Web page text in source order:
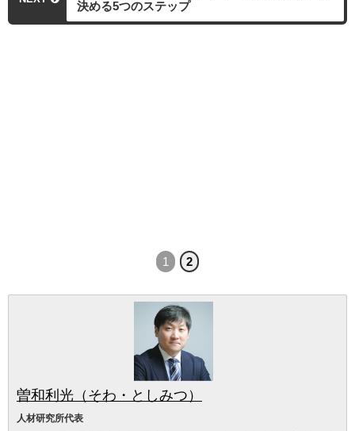
決める5つのステップ
1 2
曽和利光（そわ・としみつ）
人材研究所代表